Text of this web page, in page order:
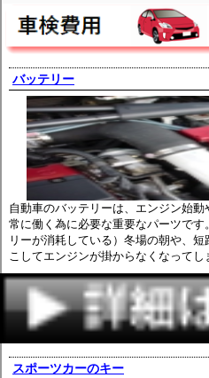
バッテリー
自動車のバッテリーは、エンジン始
常に働く為に必要な重要なパーツで
リーが消耗している）冬場の朝や、
こしてエンジンが掛からなくなってし
スポーツカーのキー